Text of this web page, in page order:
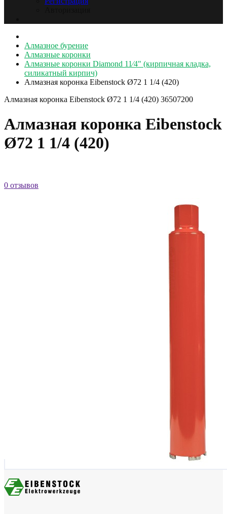
Алмазное бурение
Алмазные коронки
Алмазные коронки Diamond 11⁄4" (кирпичная кладка,
силикатный кирпич)
Алмазная коронка Eibenstock Ø72 1 1/4 (420)
Алмазная коронка Eibenstock Ø72 1 1/4 (420) 36507200
Алмазная коронка Eibenstock
Ø72 1 1/4 (420)
0 отзывов